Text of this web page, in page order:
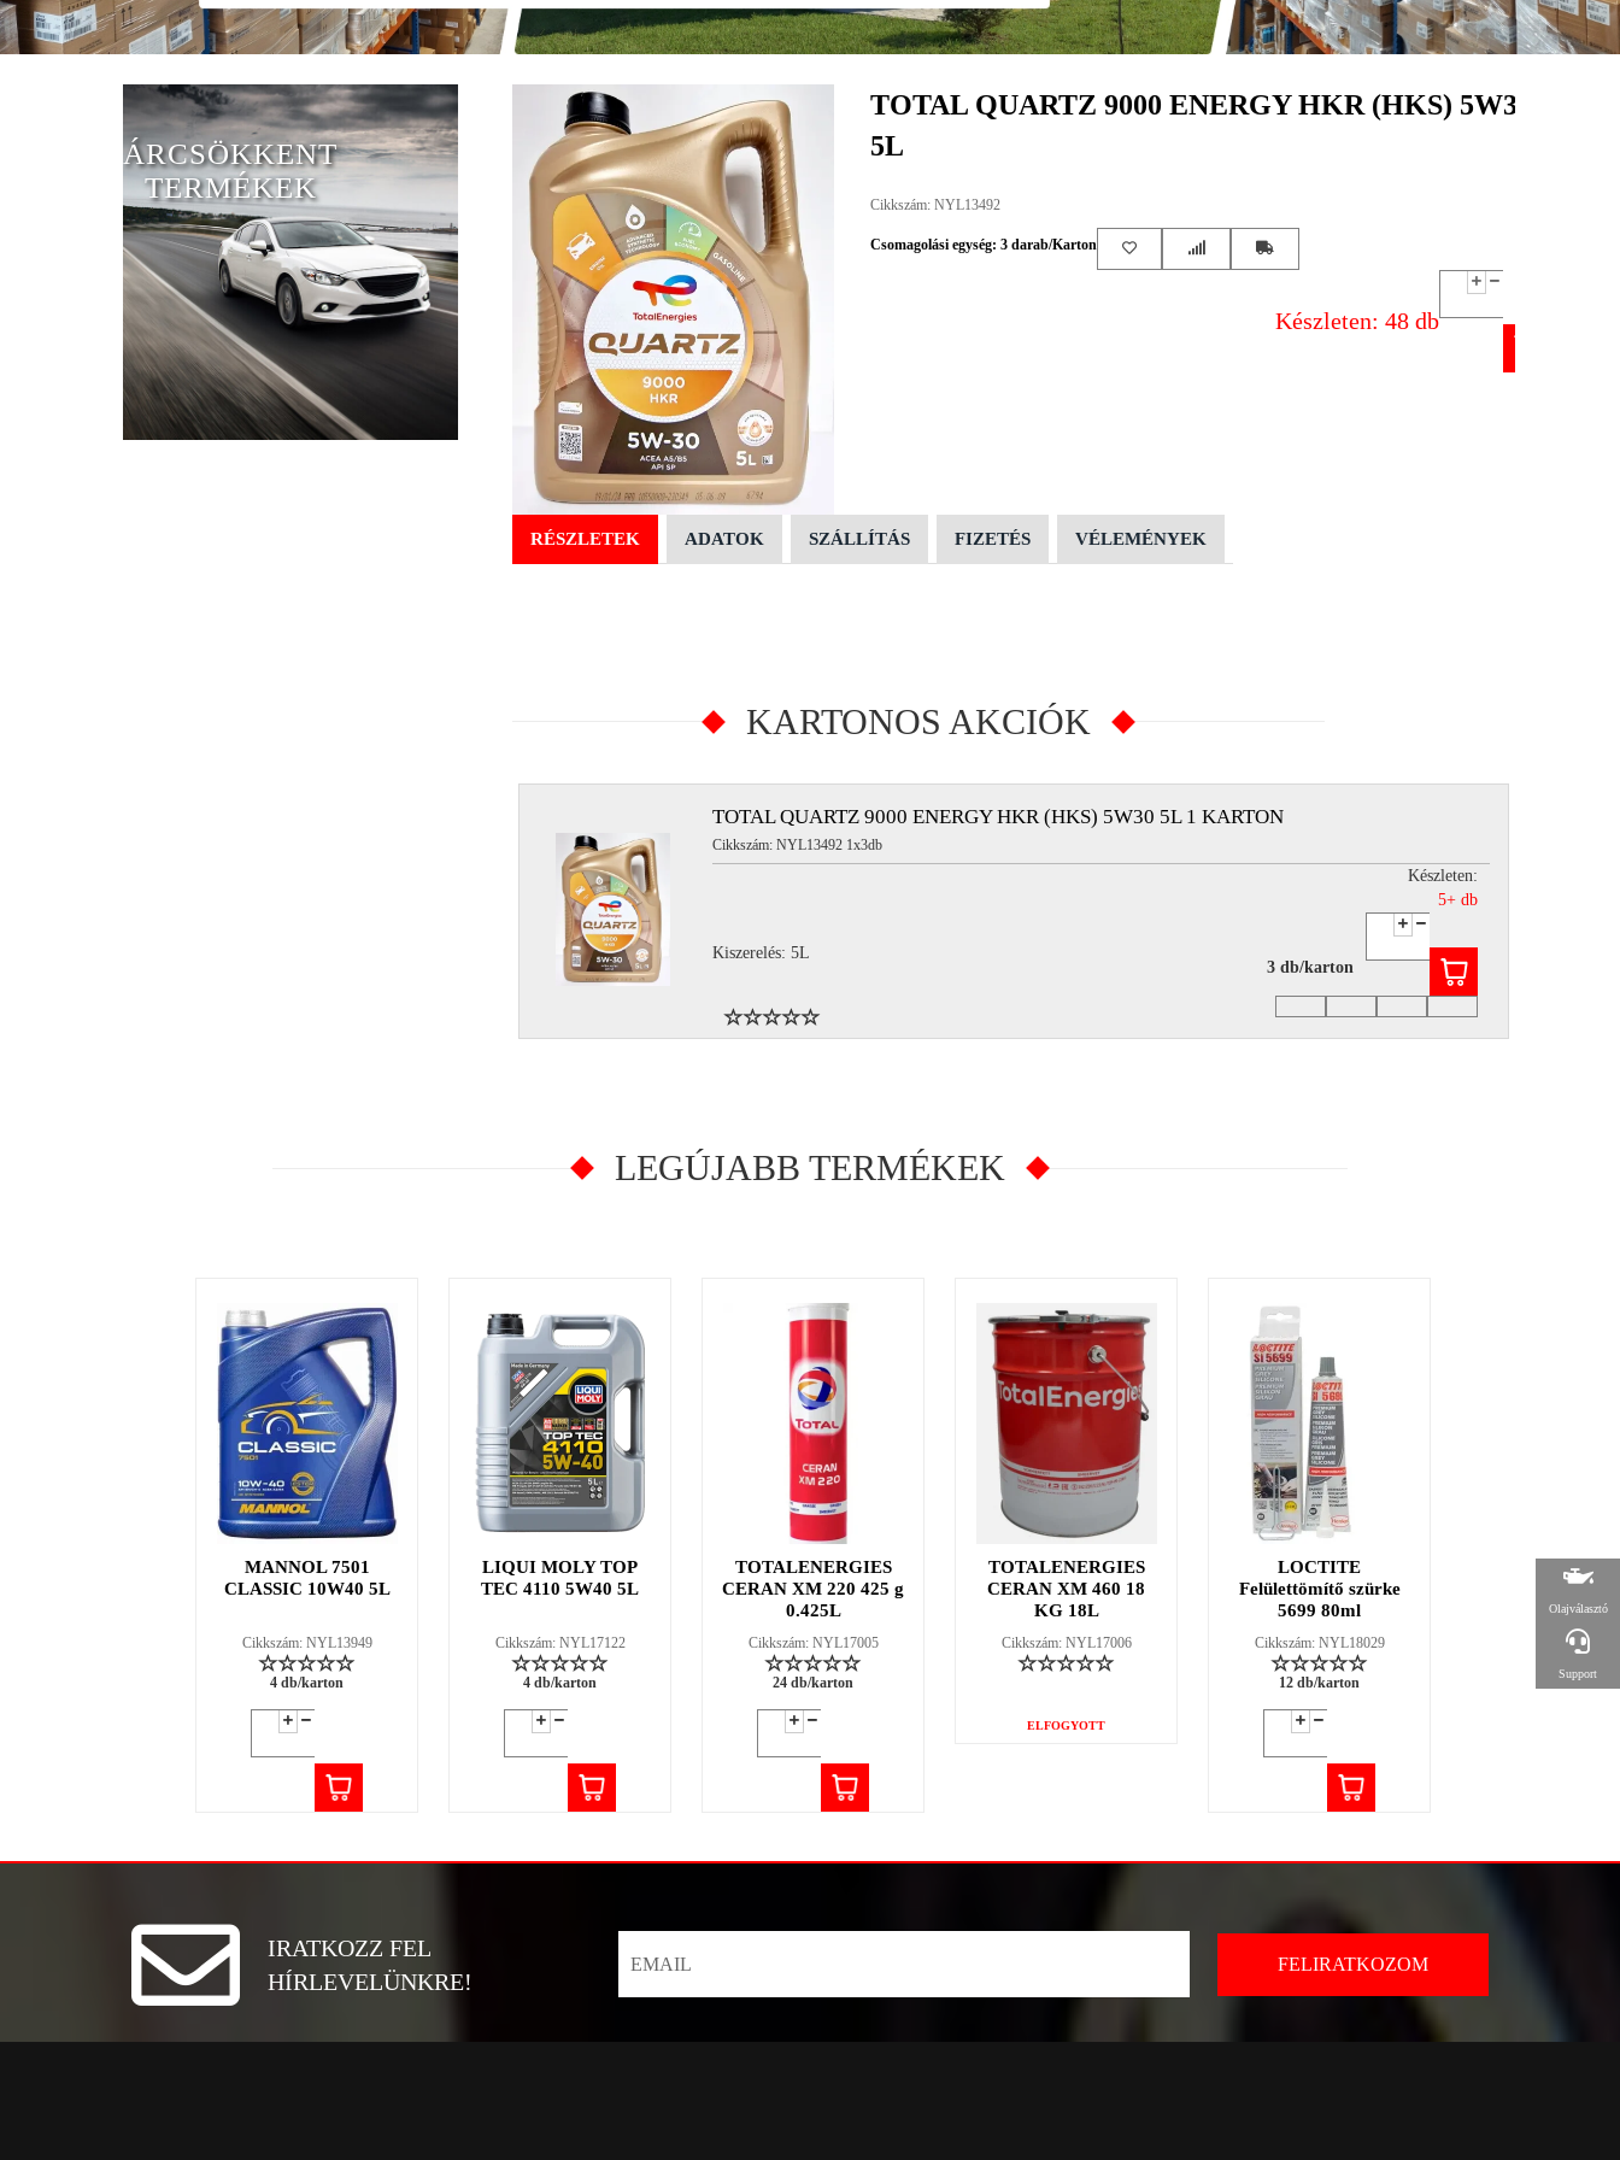
ÁRCSÖKKENT
TERMÉKEK
TOTAL QUARTZ 9000 ENERGY HKR (HKS) 5W30
5L
Cikkszám: NYL13492
Csomagolási egység: 3 darab/Karton
Készleten: 48 db
RÉSZLETEK ADATOK SZÁLLÍTÁS FIZETÉS VÉLEMÉNYEK
KARTONOS AKCIÓK
TOTAL QUARTZ 9000 ENERGY HKR (HKS) 5W30 5L 1 KARTON
Cikkszám: NYL13492 1x3db
Kiszerelés: 5L
Készleten:
5+ db
3 db/karton
LEGÚJABB TERMÉKEK
MANNOL 7501
CLASSIC 10W40 5L
Cikkszám: NYL13949
4 db/karton
LIQUI MOLY TOP
TEC 4110 5W40 5L
Cikkszám: NYL17122
4 db/karton
TOTALENERGIES
CERAN XM 220 425 g
0.425L
Cikkszám: NYL17005
24 db/karton
TOTALENERGIES
CERAN XM 460 18
KG 18L
Cikkszám: NYL17006
ELFOGYOTT
LOCTITE
Felülettömítő szürke
5699 80ml
Cikkszám: NYL18029
12 db/karton
LOCTITE
fűtőszáljavító
2g
Cikkszám:
12 db/karton
IRATKOZZ FEL
HÍRLEVELÜNKRE!
Olajválasztó
Support